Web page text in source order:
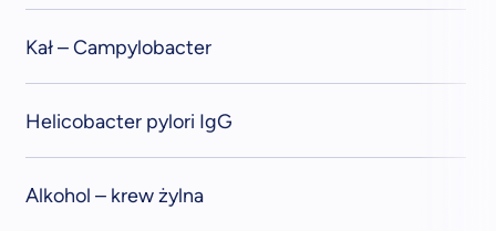
Kał – Campylobacter
Helicobacter pylori IgG
Alkohol – krew żylna